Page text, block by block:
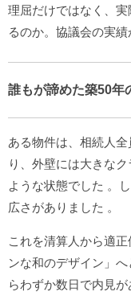
理屈だけではなく、
るのか。協議会の実績
誰もが諦めた築50年
ある物件は、相続人
り、外壁には大きな
ような状態でした 。
広さがありました 。
これを清算人から適
ンな和のデザイン」
らわずか数日で内見